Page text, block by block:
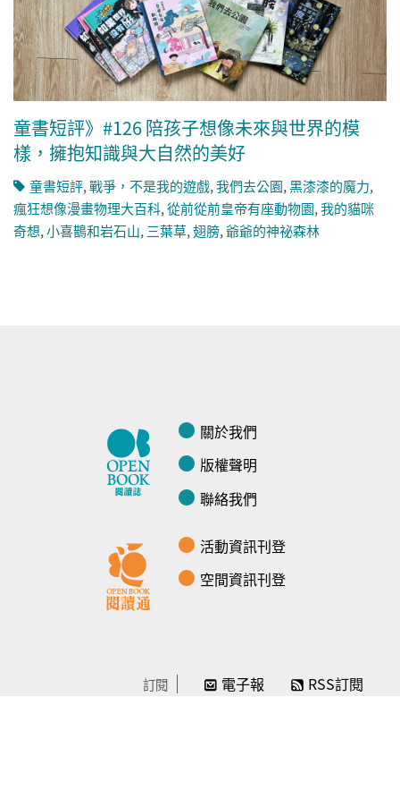
童書短評》#126 陪孩子想像未來與世界的模
樣，擁抱知識與大自然的美好
童書短評,戰爭，不是我的遊戲,我們去公園,黑漆漆的魔力,
瘋狂想像漫畫物理大百科,從前從前皇帝有座動物園,我的貓咪
奇想,小喜鵲和岩石山,三葉草,翅膀,爺爺的神祕森林
關於我們
版權聲明
聯絡我們
活動資訊刊登
空間資訊刊登
訂閱 電子報 RSS訂閱